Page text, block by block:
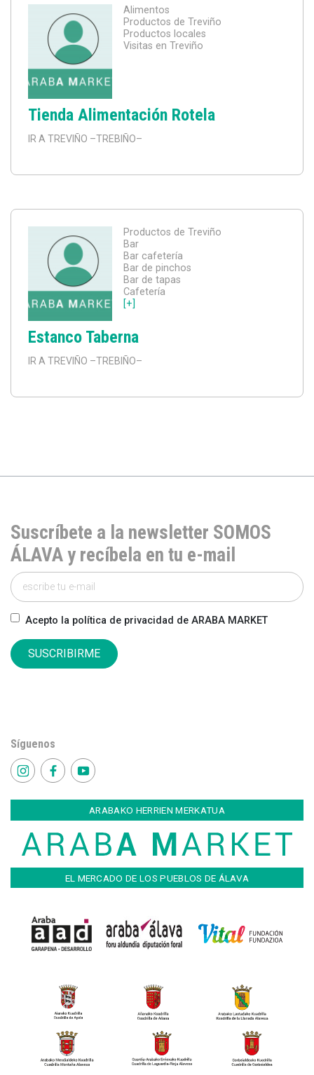
Alimentos
Productos de Treviño
Productos locales
Visitas en Treviño
Tienda Alimentación Rotela
IR A TREVIÑO –TREBIÑO–
Productos de Treviño
Bar
Bar cafetería
Bar de pinchos
Bar de tapas
Cafetería
[+]
Estanco Taberna
IR A TREVIÑO –TREBIÑO–
Suscríbete a la newsletter SOMOS
ÁLAVA y recíbela en tu e-mail
Acepto la política de privacidad de ARABA MARKET
SUSCRIBIRME
Síguenos
ARABAKO HERRIEN MERKATUA
EL MERCADO DE LOS PUEBLOS DE ÁLAVA